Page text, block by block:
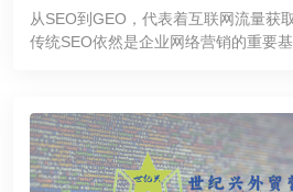
从SEO到GEO，代表着互联网流量获
传统SEO依然是企业网络营销的重要